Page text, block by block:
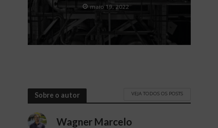
maio 19, 2022
Sobre o autor VEJA TODOS OS POSTS
Wagner Marcelo